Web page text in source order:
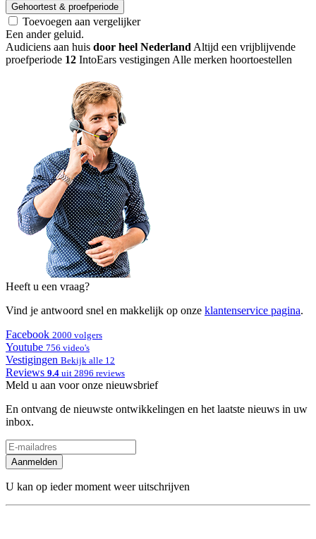
Gehoortest & proefperiode
Toevoegen aan vergelijker
Een ander geluid.
Audiciens aan huis door heel Nederland Altijd een vrijblijvende
proefperiode 12 IntoEars vestigingen Alle merken hoortoestellen
Heeft u een vraag?
Vind je antwoord snel en makkelijk op onze klantenservice pagina.
Facebook 2000 volgers
Youtube 756 video's
Vestigingen Bekijk alle 12
Reviews 9.4 uit 2896 reviews
Meld u aan voor onze nieuwsbrief
En ontvang de nieuwste ontwikkelingen en het laatste nieuws in uw
inbox.
Aanmelden
U kan op ieder moment weer uitschrijven